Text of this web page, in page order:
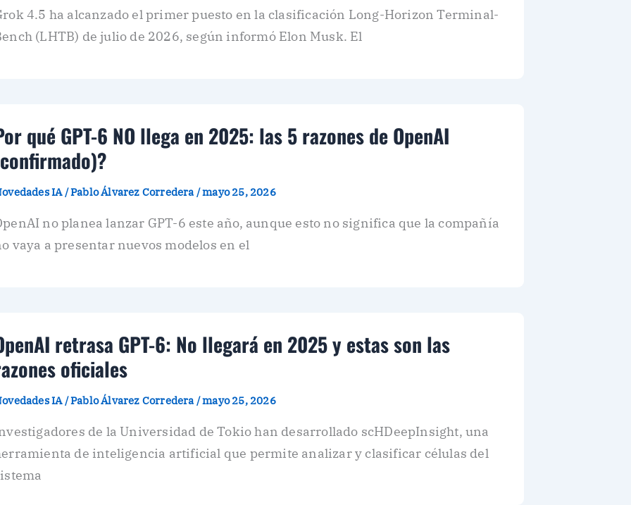
4.5 ha alcanzado el primer puesto en la clasificación Long-Horizon Terminal-
(LHTB) de julio de 2026, según informó Elon Musk. El
qué GPT-6 NO llega en 2025: las 5 razones de OpenAI
IA/Pablo Álvarez Corredera /mayo 25, 2026
no planea lanzar GPT-6 este año, aunque esto no significa que la compañía
vaya a presentar nuevos modelos en el
retrasa GPT-6: No llegará en 2025 y estas son las
oficiales
IA/Pablo Álvarez Corredera /mayo 25, 2026
de la Universidad de Tokio han desarrollado scHDeepInsight, una
de inteligencia artificial que permite analizar y clasificar células del